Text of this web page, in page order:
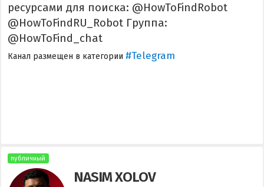
ресурсами для поиска: @HowToFindRobot
@HowToFindRU_Robot Группа:
@HowToFind_chat
Канал размещен в категории #Telegram
публичный
NASIM XOLOV